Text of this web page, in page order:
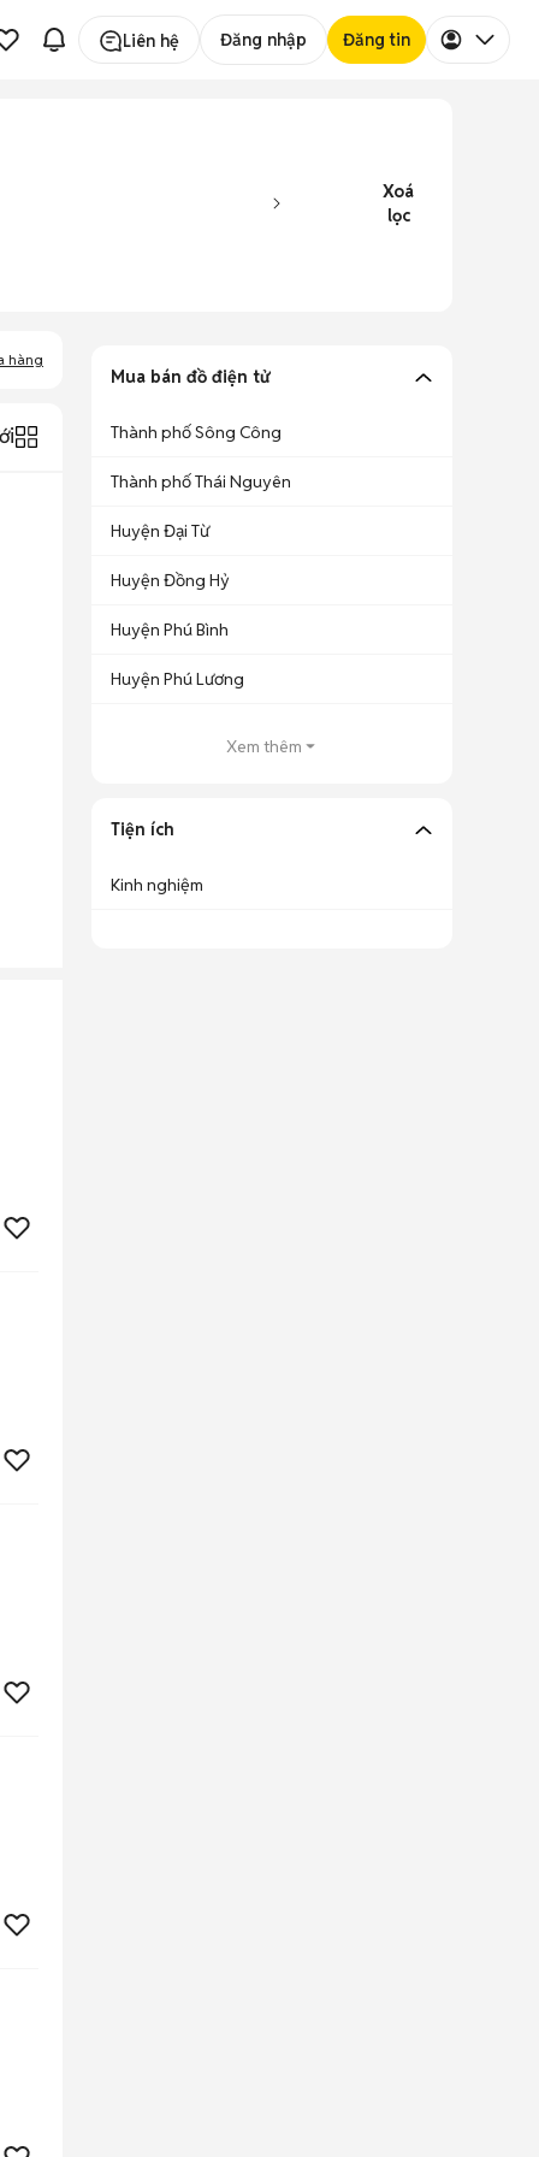
Liên hệ Đăng nhập Đăng tin
Xoá
lọc
hàng
Mua bán đồ điện tử
Thành phố Sông Công
Thành phố Thái Nguyên
Huyện Đại Từ
Huyện Đồng Hỷ
Huyện Phú Bình
Huyện Phú Lương
Xem thêm
Tiện ích
Kinh nghiệm